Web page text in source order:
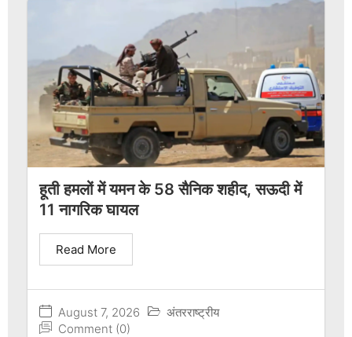
हूती हमलों में यमन के 58 सैनिक शहीद, सऊदी में
11 नागरिक घायल
August 7, 2026
अंतरराष्ट्रीय
Comment (0)
Read More